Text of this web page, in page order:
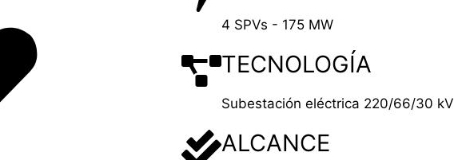
4 SPVs - 175 MW
TECNOLOGÍA
Subestación eléctrica 220/66/30 kV
ALCANCE